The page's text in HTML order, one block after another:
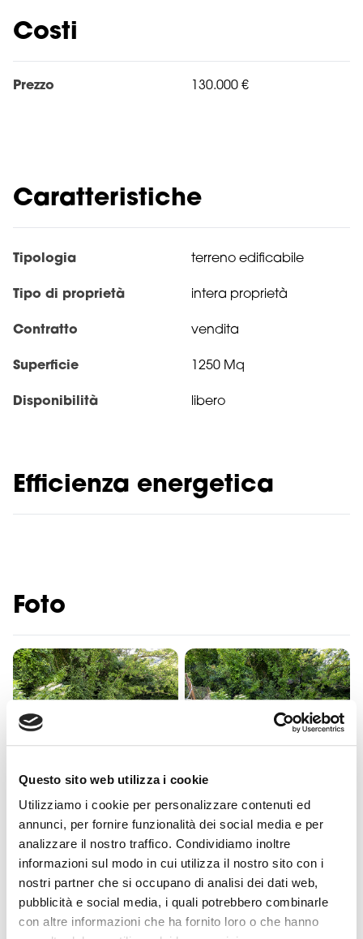
Questo sito web utilizza i cookie
Utilizziamo i cookie per personalizzare contenuti ed
annunci, per fornire funzionalità dei social media e per
analizzare il nostro traffico. Condividiamo inoltre
informazioni sul modo in cui utilizza il nostro sito con i
nostri partner che si occupano di analisi dei dati web,
pubblicità e social media, i quali potrebbero combinarle
con altre informazioni che ha fornito loro o che hanno
all'agricoltura.
Costi
Prezzo 130.000 €
Caratteristiche
Tipologia terreno edificabile
Tipo di proprietà intera proprietà
Contratto vendita
Superficie 1250 Mq
Disponibilità libero
Efficienza energetica
Foto